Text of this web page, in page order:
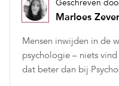
Geschreven
Marloes
Mensen inwijden in de
psychologie – niets
dat beter dan bij